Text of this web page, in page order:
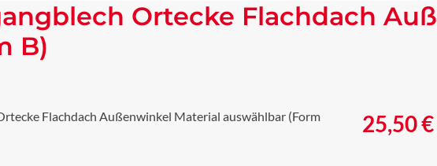
Ortecke Flachdach
B)
Regulärer
25,50 €